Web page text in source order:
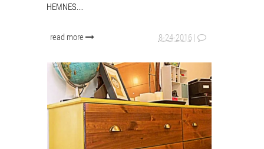
HEMNES....
read more 8-24-2016 |